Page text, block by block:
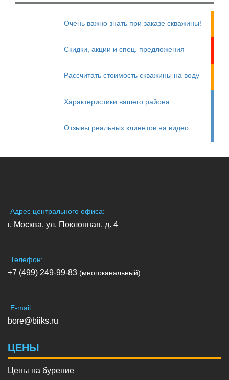
Очень важно знать при заказе скважины!
Скидки, акции и спец. предложения
Рассчитать стоимость скважины на воду
Характеристики вашего района
Отзывы реальных клиентов на видео
Адрес центрального офиса:
г. Москва, ул. Поклонная, д. 4
Телефон:
+7 (499) 249-99-83 (многоканальный)
E-mail:
bore@biiks.ru
ЦЕНЫ
Цены на бурение